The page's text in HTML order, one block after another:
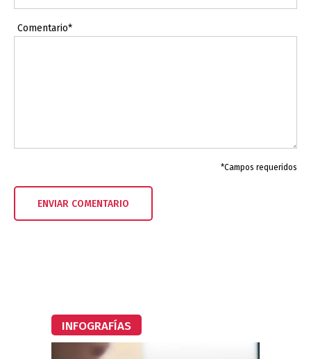
Comentario*
*Campos requeridos
INFOGRAFÍAS